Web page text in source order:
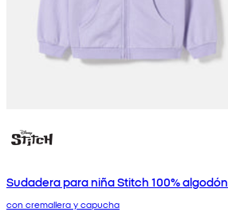
Sudadera para niña Stitch 100% algodón
con cremallera y capucha